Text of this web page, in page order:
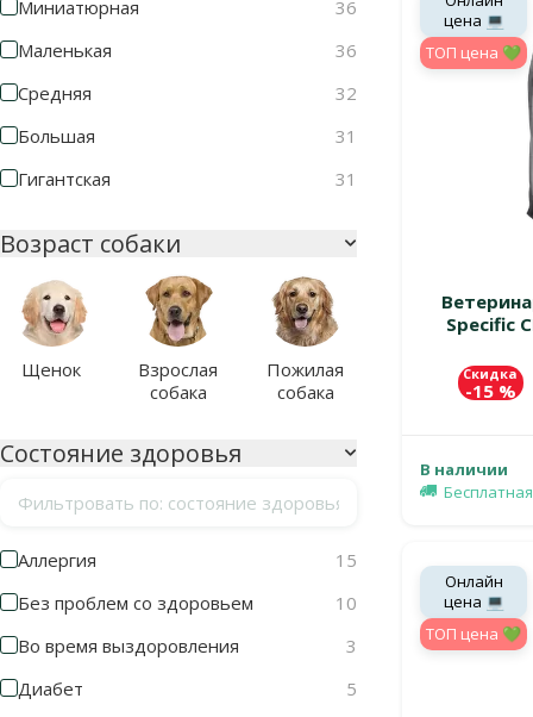
Миниатюрная
36
Маленькая
36
Средняя
32
Большая
31
Гигантская
31
Возраст собаки
Щенок
Взрослая
собака
Пожилая
собака
Состояние здоровья
Фильтровать по: состояние здоровья
Аллергия
15
Без проблем со здоровьем
10
Во время выздоровления
3
Диабет
5
Specific
Скидка
-15 %
цена 💻
TOП цена 💚
В наличии
Онлайн
цена 💻
TOП цена 💚